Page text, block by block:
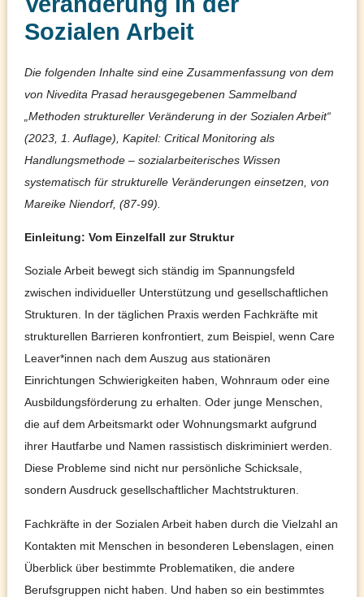
Sozialen Arbeit
Die folgenden Inhalte sind eine Zusammenfassung von dem
von Nivedita Prasad herausgegebenen Sammelband
„Methoden struktureller Veränderung in der Sozialen Arbeit“
(2023, 1. Auflage), Kapitel: Critical Monitoring als
Handlungsmethode – sozialarbeiterisches Wissen
systematisch für strukturelle Veränderungen einsetzen, von
Mareike Niendorf, (87-99).
Einleitung: Vom Einzelfall zur Struktur
Soziale Arbeit bewegt sich ständig im Spannungsfeld
zwischen individueller Unterstützung und gesellschaftlichen
Strukturen. In der täglichen Praxis werden Fachkräfte mit
strukturellen Barrieren konfrontiert, zum Beispiel, wenn Care
Leaver*innen nach dem Auszug aus stationären
Einrichtungen Schwierigkeiten haben, Wohnraum oder eine
Ausbildungsförderung zu erhalten. Oder junge Menschen,
die auf dem Arbeitsmarkt oder Wohnungsmarkt aufgrund
ihrer Hautfarbe und Namen rassistisch diskriminiert werden.
Diese Probleme sind nicht nur persönliche Schicksale,
sondern Ausdruck gesellschaftlicher Machtstrukturen.
Fachkräfte in der Sozialen Arbeit haben durch die Vielzahl an
Kontakten mit Menschen in besonderen Lebenslagen, einen
Überblick über bestimmte Problematiken, die andere
Berufsgruppen nicht haben. Und haben so ein bestimmtes